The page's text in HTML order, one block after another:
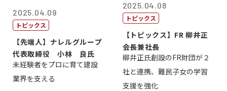
2025.04.09
トピックス
【先端人】ナレルグループ
代表取締役 小林 良氏
未経験者をプロに育て建設
業界を支える
2025.04.08
トピックス
【トピックス】FR 柳井正
会長兼社長
柳井正氏創設のFR財団が２
社と連携、難民子女の学習
支援を強化